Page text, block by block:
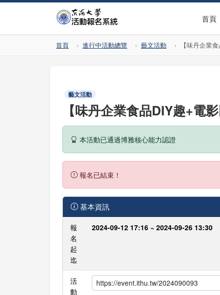
首頁
首頁 進行中活動總覽 藝文活動 【味丹企業
藝文活動
【味丹企業食品DIY趣+電
本活動已通過博雅核心能力認證
報名已結束！
基本資訊
報
名
起
迄
2024-09-12 17:16 ~ 2024-09-26 13:30
活
動